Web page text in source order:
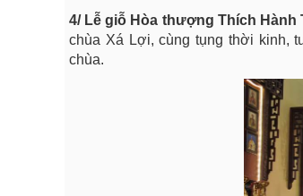
4/ Lễ giỗ Hòa thượng Thích Hành
chùa Xá Lợi, cùng tụng thời kinh,
chùa.